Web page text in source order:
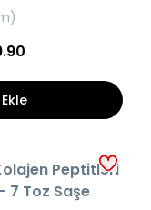
)
Peptitleri
7 Toz Saşe